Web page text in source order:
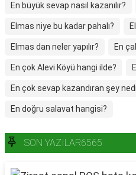
En büyük sevap nasıl kazanılır?
Elmas niye bu kadar pahalı?
Elmas dan neler yapılır? En
En çok Alevi Köyü hangi ilde?
En çok sevap kazandıran şey
En doğru salavat hangisi?
SON YAZILAR6565